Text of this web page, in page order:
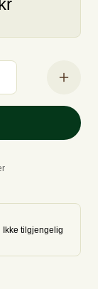
Ikke tilgjengelig